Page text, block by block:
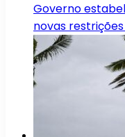
Governo
novas